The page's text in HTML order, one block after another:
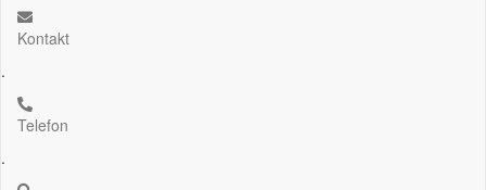
Kontakt
.
Telefon
.